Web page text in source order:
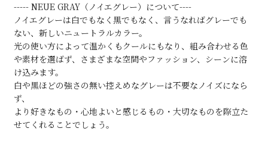
----- NEUE GRAY（ノイエグレー）について----
ノイエグレーは白でもなく黒でもなく、言うなればグレーでも
ない、新しいニュートラルカラー。
光の使い方によって温かくもクールにもなり、組み合わせる色
や素材を選ばず、さまざまな空間やファッション、シーンに溶
け込みます。
白や黒ほどの強さの無い控えめなグレーは不要なノイズになら
ず、
より好きなもの・心地よいと感じるもの・大切なものを際立た
せてくれることでしょう。